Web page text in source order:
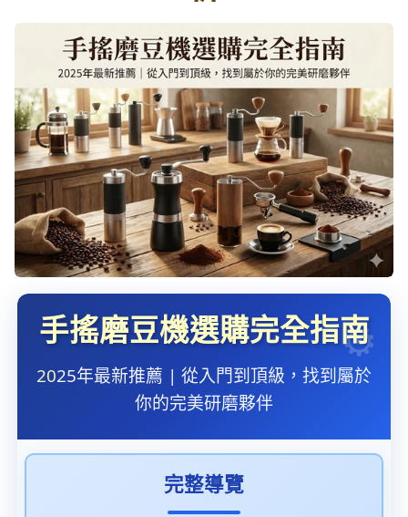
手搖磨豆機選購完全指南
2025年最新推薦 | 從入門到頂級，找到屬於
你的完美研磨夥伴
完整導覽